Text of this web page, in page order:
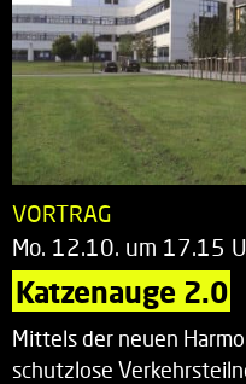
VORTRAG
Mo. 12.10. um 17.15
Katzenauge 2.0
Mittels der neuen
schutzlose